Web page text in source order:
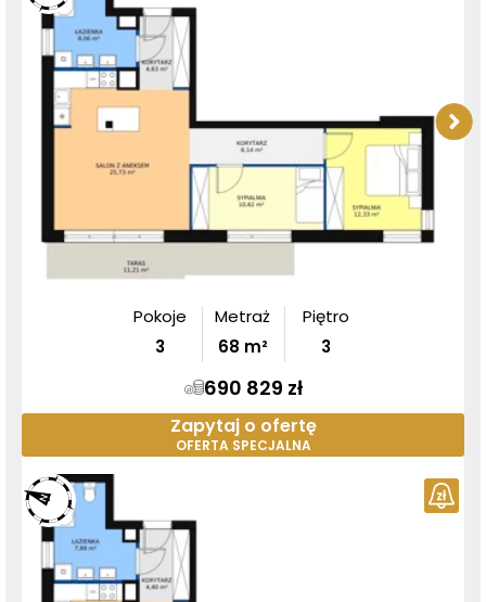
Pokoje
3
Metraż
68 m²
Piętro
3
690 829 zł
Zapytaj o ofertę
OFERTA SPECJALNA